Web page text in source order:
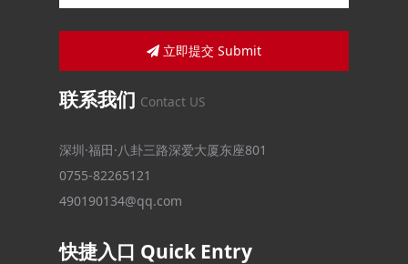
立即提交 Submit
联系我们 Contact US
深圳·福田·八卦三路深爱大厦东座801
0755-82265121
490190134@qq.com
快捷入口 Quick Entry